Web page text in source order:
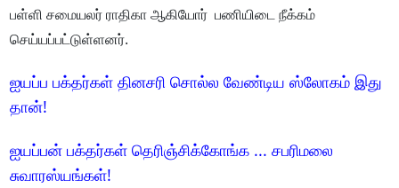
பள்ளி சமையலர் ராதிகா ஆகியோர் பணியிடை நீக்கம்
செய்யப்பட்டுள்ளனர்.
ஐயப்ப பக்தர்கள் தினசரி சொல்ல வேண்டிய ஸ்லோகம் இது
தான்!
ஐயப்பன் பக்தர்கள் தெரிஞ்சிக்கோங்க ... சபரிமலை
சுவாரஸ்யங்கள்!